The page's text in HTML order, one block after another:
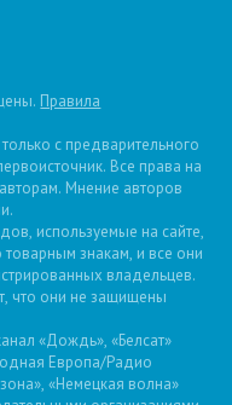
Правила
с предварительного
Все права на
Мнение авторов
используемые на сайте,
товарным знакам, и все они
владельцев.
что они не защищены
«Дождь», «Белсат»
Европа/Радио
«Немецкая волна»